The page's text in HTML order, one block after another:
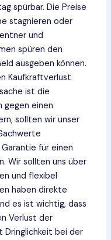
spürbar. Die Preise
stagnieren oder
und
spüren den
ausgeben können.
Kaufkraftverlust
ist die
gegen einen
sollten wir unser
für einen
Wir sollten uns über
und flexibel
haben direkte
es ist wichtig, dass
Verlust der
Dringlichkeit bei der